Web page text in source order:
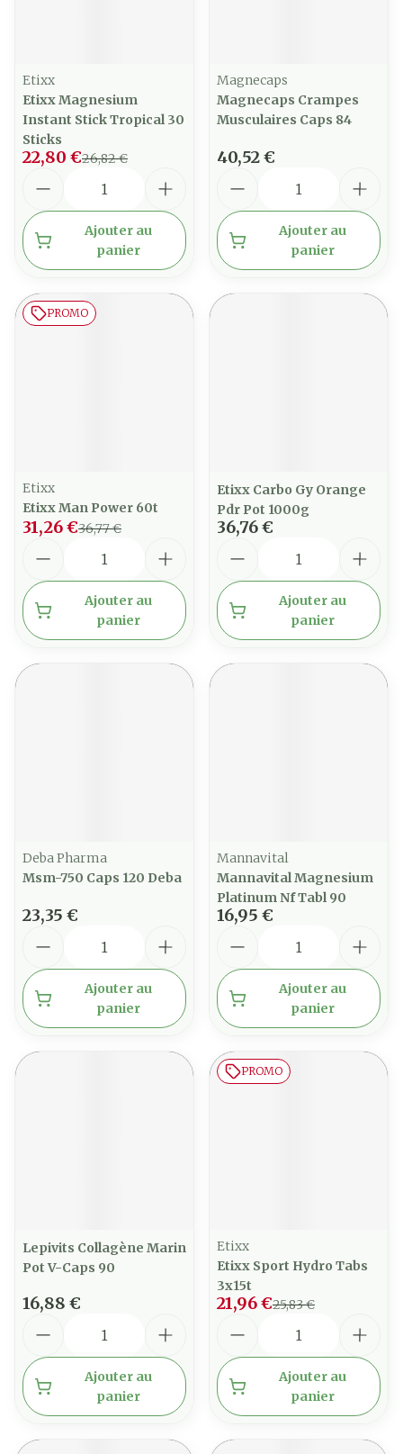
Etixx
Etixx Magnesium
Instant Stick Tropical 30
Sticks
26,82 €
22,80 €
Ajouter au
panier
Magnecaps
Magnecaps Crampes
Musculaires Caps 84
40,52 €
Ajouter au
panier
PROMO
Etixx
Etixx Man Power 60t
36,77 €
31,26 €
Ajouter au
panier
Etixx Carbo Gy Orange
Pdr Pot 1000g
36,76 €
Ajouter au
panier
Deba Pharma
Msm-750 Caps 120 Deba
23,35 €
Ajouter au
panier
Mannavital
Mannavital Magnesium
Platinum Nf Tabl 90
16,95 €
Ajouter au
panier
Lepivits Collagène Marin
Pot V-Caps 90
16,88 €
Ajouter au
panier
PROMO
Etixx
Etixx Sport Hydro Tabs
3x15t
25,83 €
21,96 €
Ajouter au
panier